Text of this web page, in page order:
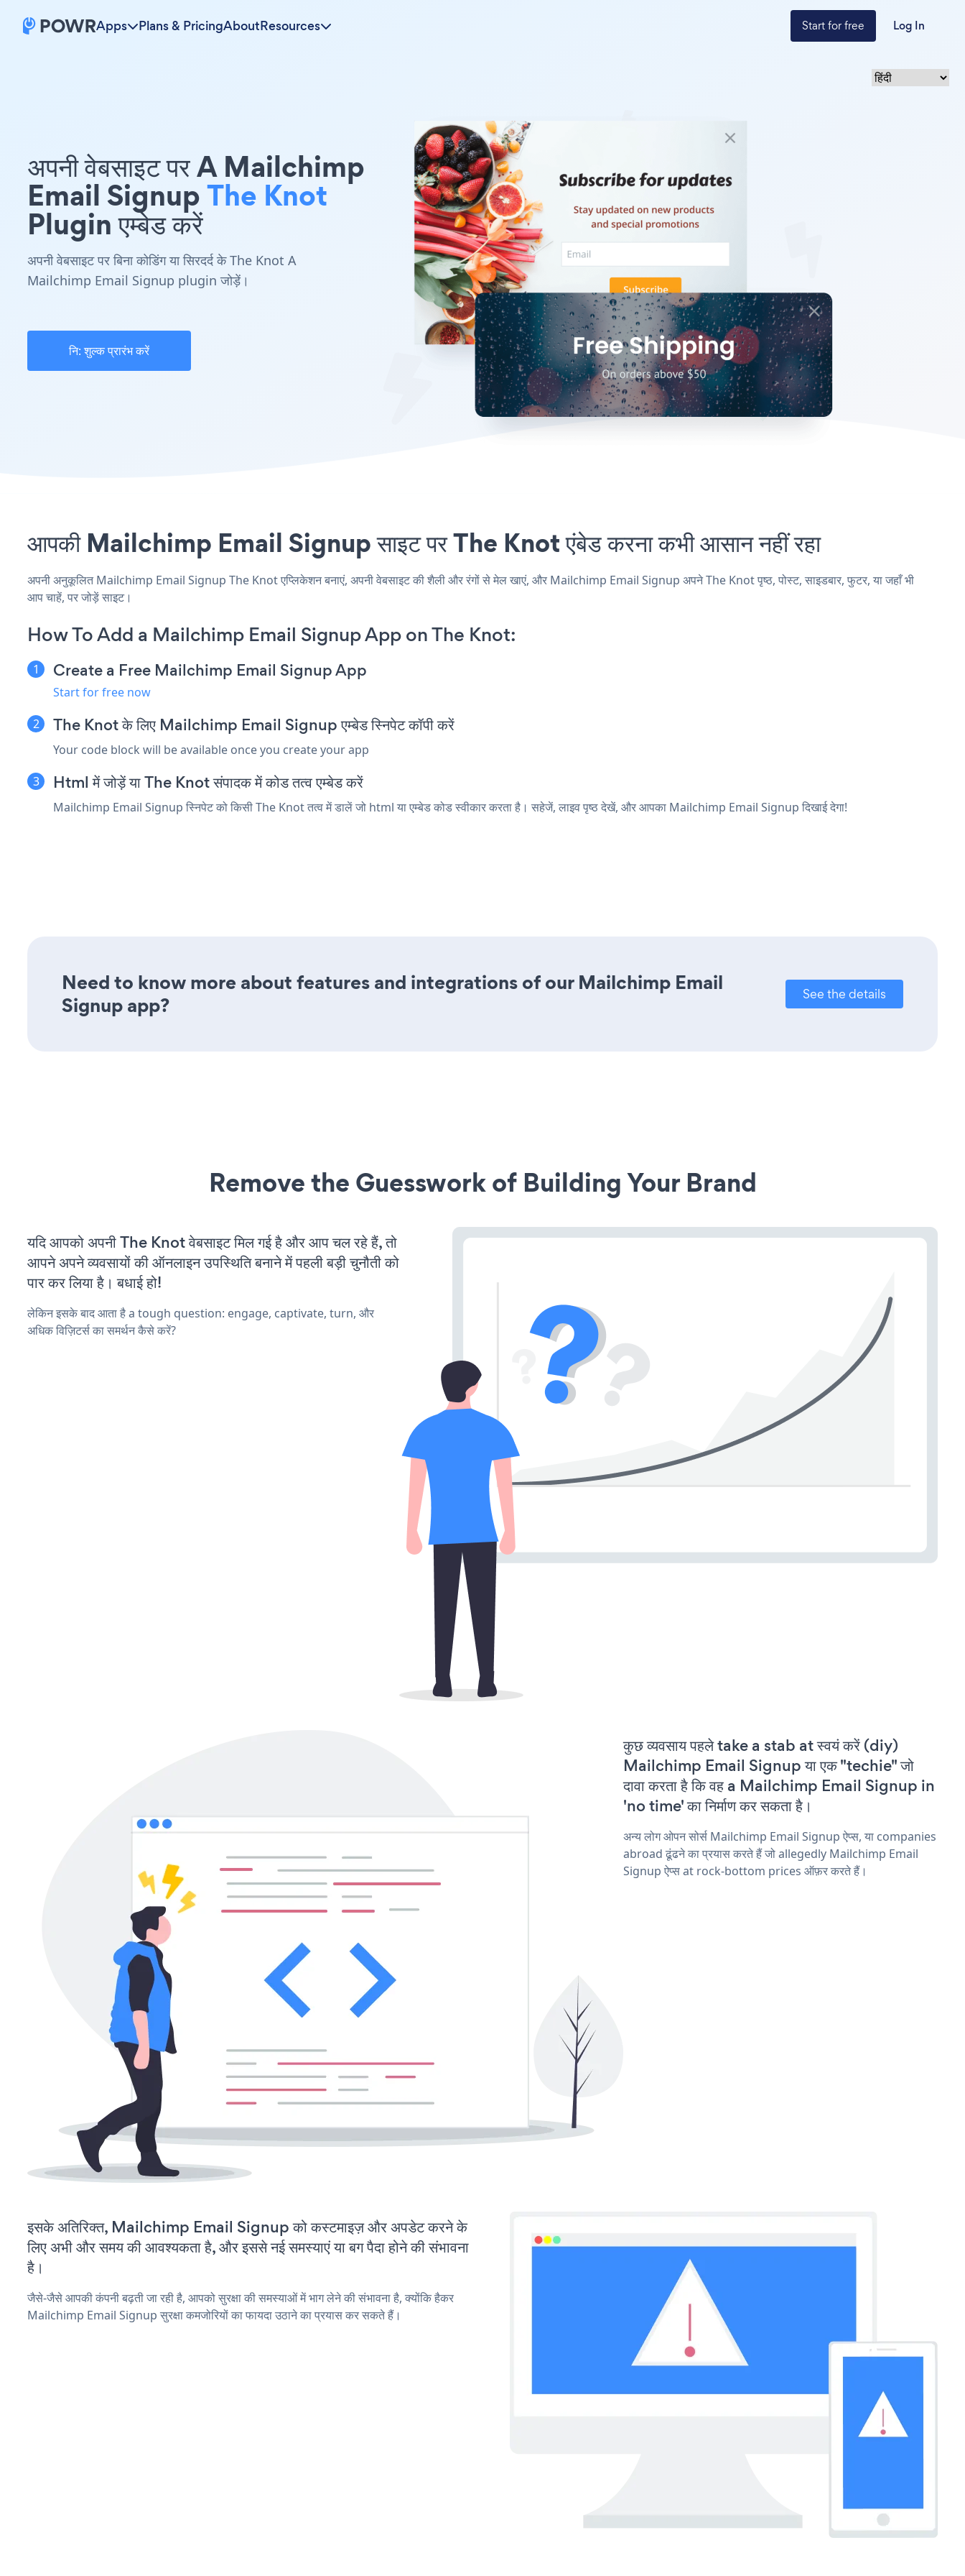
Apps Plans & PricingAboutResources Start for free Log In
अपनी वेबसाइट पर A Mailchimp
Email SignupThe Knot
Plugin एम्बेड करें
अपनी वेबसाइट पर बिना कोडिंग या सिरदर्द के The Knot A
Mailchimp Email Signup plugin जोड़ें।
नि: शुल्क प्रारंभ करें
आपकी Mailchimp Email Signup साइट पर The Knot एंबेड करना कभी आसान नहीं रहा
अपनी अनुकूलित Mailchimp Email Signup The Knot एप्लिकेशन बनाएं, अपनी वेबसाइट की शैली और रंगों से मेल खाएं, और Mailchimp Email Signup अपने The Knot पृष्ठ, पोस्ट, साइडबार, फुटर, या जहाँ भी
आप चाहें, पर जोड़ें साइट।
How To Add a Mailchimp Email Signup App on The Knot:
Create a Free Mailchimp Email Signup App
Start for free now
The Knot के लिए Mailchimp Email Signup एम्बेड स्निपेट कॉपी करें
Your code block will be available once you create your app
Html में जोड़ें या The Knot संपादक में कोड तत्व एम्बेड करें
Mailchimp Email Signup स्निपेट को किसी The Knot तत्व में डालें जो html या एम्बेड कोड स्वीकार करता है। सहेजें, लाइव पृष्ठ देखें, और आपका Mailchimp Email Signup दिखाई देगा!
Need to know more about features and integrations of our Mailchimp Email
Signup app?
See the details
Remove the Guesswork of Building Your Brand
यदि आपको अपनी The Knot वेबसाइट मिल गई है और आप चल रहे हैं, तो
आपने अपने व्यवसायों की ऑनलाइन उपस्थिति बनाने में पहली बड़ी चुनौती को
पार कर लिया है। बधाई हो!
लेकिन इसके बाद आता है a tough question: engage, captivate, turn, और
अधिक विज़िटर्स का समर्थन कैसे करें?
कुछ व्यवसाय पहले take a stab at स्वयं करें (diy)
Mailchimp Email Signup या एक "techie" जो
दावा करता है कि वह a Mailchimp Email Signup in
'no time' का निर्माण कर सकता है।
अन्य लोग ओपन सोर्स Mailchimp Email Signup ऐप्स, या companies
abroad ढूंढने का प्रयास करते हैं जो allegedly Mailchimp Email
Signup ऐप्स at rock-bottom prices ऑफ़र करते हैं।
इसके अतिरिक्त, Mailchimp Email Signup को कस्टमाइज़ और अपडेट करने के
लिए अभी और समय की आवश्यकता है, और इससे नई समस्याएं या बग पैदा होने की संभावना
है।
जैसे-जैसे आपकी कंपनी बढ़ती जा रही है, आपको सुरक्षा की समस्याओं में भाग लेने की संभावना है, क्योंकि हैकर
Mailchimp Email Signup सुरक्षा कमजोरियों का फायदा उठाने का प्रयास कर सकते हैं।